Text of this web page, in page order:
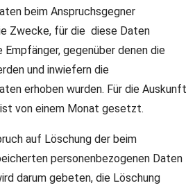
beim Anspruchsgegner
Zwecke, für die diese Daten
gegenüber denen die
und inwiefern die
erhoben wurden. Für die Auskunft
von einem Monat gesetzt.
auf Löschung der beim
personenbezogenen Daten
darum gebeten, die Löschung